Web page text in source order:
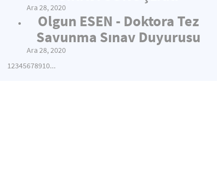
Ara 28, 2020
Olgun ESEN - Doktora Tez
Savunma Sınav Duyurusu
Ara 28, 2020
12345678910...